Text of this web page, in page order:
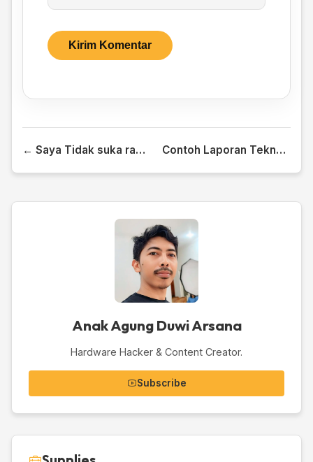
← Saya Tidak suka ramai, Tidak suka sepi Contoh Laporan Teknologi Mekanik →
Anak Agung Duwi Arsana
Hardware Hacker & Content Creator.
Subscribe